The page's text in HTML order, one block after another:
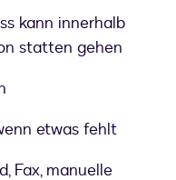
kann innerhalb
statten gehen
etwas fehlt
Fax, manuelle